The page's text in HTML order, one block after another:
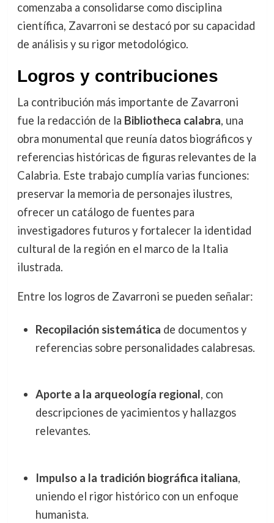
comenzaba a consolidarse como disciplina
científica, Zavarroni se destacó por su capacidad
de análisis y su rigor metodológico.
Logros y contribuciones
La contribución más importante de Zavarroni
fue la redacción de la Bibliotheca calabra, una
obra monumental que reunía datos biográficos y
referencias históricas de figuras relevantes de la
Calabria. Este trabajo cumplía varias funciones:
preservar la memoria de personajes ilustres,
ofrecer un catálogo de fuentes para
investigadores futuros y fortalecer la identidad
cultural de la región en el marco de la Italia
ilustrada.
Entre los logros de Zavarroni se pueden señalar:
Recopilación sistemática de documentos y
referencias sobre personalidades calabresas.
Aporte a la arqueología regional, con
descripciones de yacimientos y hallazgos
relevantes.
Impulso a la tradición biográfica italiana,
uniendo el rigor histórico con un enfoque
humanista.